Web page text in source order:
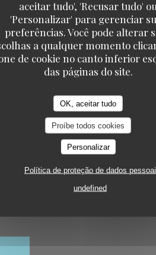
aceitar tudo', 'Recusar tudo'
'Personalizar' para gerenciar
preferências. Você pode alterar
a qualquer momento
de cookie no canto inferior
das páginas do site.
OK, aceitar tudo
Proíbe todos cookies
Personalizar
Política de proteção de dados
undefined
((abre numa nova janela))